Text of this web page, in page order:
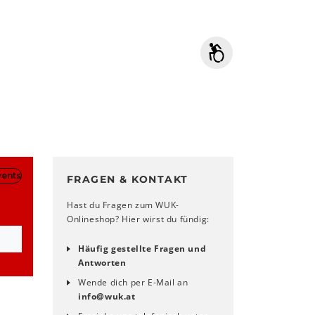
FRAGEN & KONTAKT
Hast du Fragen zum WUK-
Onlineshop? Hier wirst du fündig:
Häufig gestellte Fragen und
Antworten
Wende dich per E-Mail an
info@wuk.at